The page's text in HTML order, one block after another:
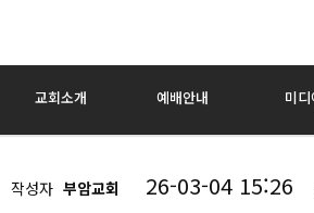
교회소개 예배안내 미디
작성자 부암교회 26-03-04 15:26